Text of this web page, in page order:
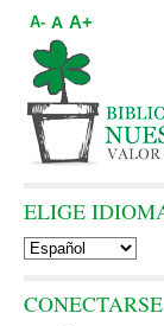
A- A A+
ELIGE
CONECTARSE